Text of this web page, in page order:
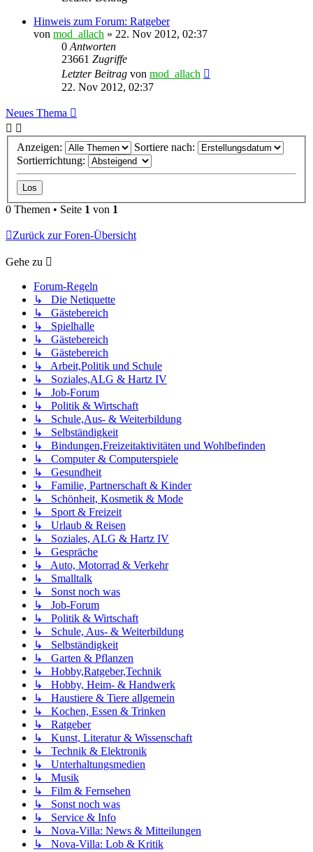
Hinweis zum Forum: Ratgeber
von mod_allach » 22. Nov 2012, 02:37
0Antworten
23661 Zugriffe
Letzter Beitrag von mod_allach
22. Nov 2012, 02:37
Neues Thema
Anzeigen:
Sortiere nach:
Sortierrichtung:
0 Themen • Seite 1 von 1
Zurück zur Foren-Übersicht
Gehe zu
Forum-Regeln
↳ Die Netiquette
↳ Gästebereich
↳ Spielhalle
↳ Gästebereich
↳ Gästebereich
↳ Arbeit,Politik und Schule
↳ Soziales,ALG & Hartz IV
↳ Job-Forum
↳ Politik & Wirtschaft
↳ Schule,Aus- & Weiterbildung
↳ Selbständigkeit
↳ Bindungen,Freizeitaktivitäten und Wohlbefinden
↳ Computer & Computerspiele
↳ Gesundheit
↳ Familie, Partnerschaft & Kinder
↳ Schönheit, Kosmetik & Mode
↳ Sport & Freizeit
↳ Urlaub & Reisen
↳ Soziales, ALG & Hartz IV
↳ Gespräche
↳ Auto, Motorrad & Verkehr
↳ Smalltalk
↳ Sonst noch was
↳ Job-Forum
↳ Politik & Wirtschaft
↳ Schule, Aus- & Weiterbildung
↳ Selbständigkeit
↳ Garten & Pflanzen
↳ Hobby,Ratgeber,Technik
↳ Hobby, Heim- & Handwerk
↳ Haustiere & Tiere allgemein
↳ Kochen, Essen & Trinken
↳ Ratgeber
↳ Kunst, Literatur & Wissenschaft
↳ Technik & Elektronik
↳ Unterhaltungsmedien
↳ Musik
↳ Film & Fernsehen
↳ Sonst noch was
↳ Service & Info
↳ Nova-Villa: News & Mitteilungen
↳ Nova-Villa: Lob & Kritik